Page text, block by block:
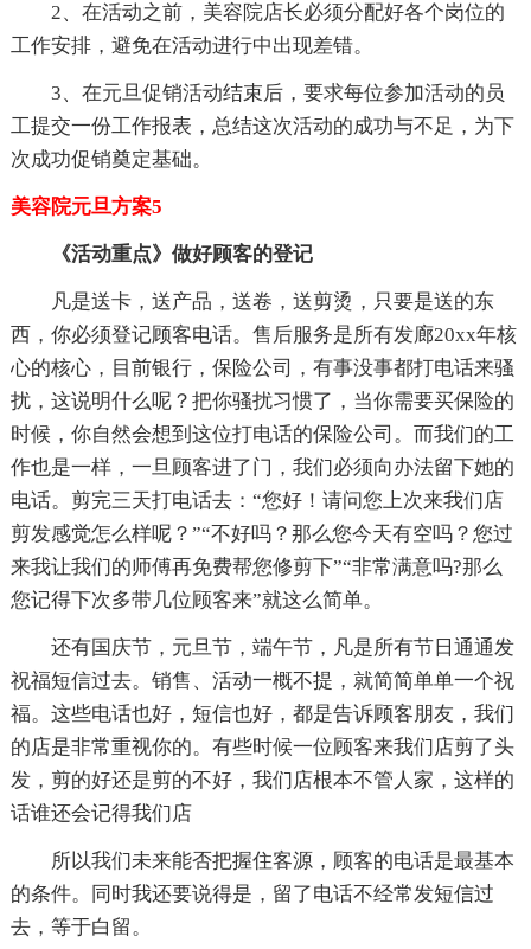
2、在活动之前，美容院店长必须分配好各个岗位的
工作安排，避免在活动进行中出现差错。
3、在元旦促销活动结束后，要求每位参加活动的员
工提交一份工作报表，总结这次活动的成功与不足，为下
次成功促销奠定基础。
美容院元旦方案5
《活动重点》做好顾客的登记
凡是送卡，送产品，送卷，送剪烫，只要是送的东
西，你必须登记顾客电话。售后服务是所有发廊20xx年核
心的核心，目前银行，保险公司，有事没事都打电话来骚
扰，这说明什么呢？把你骚扰习惯了，当你需要买保险的
时候，你自然会想到这位打电话的保险公司。而我们的工
作也是一样，一旦顾客进了门，我们必须向办法留下她的
电话。剪完三天打电话去：“您好！请问您上次来我们店
剪发感觉怎么样呢？”“不好吗？那么您今天有空吗？您过
来我让我们的师傅再免费帮您修剪下”“非常满意吗?那么
您记得下次多带几位顾客来”就这么简单。
还有国庆节，元旦节，端午节，凡是所有节日通通发
祝福短信过去。销售、活动一概不提，就简简单单一个祝
福。这些电话也好，短信也好，都是告诉顾客朋友，我们
的店是非常重视你的。有些时候一位顾客来我们店剪了头
发，剪的好还是剪的不好，我们店根本不管人家，这样的
话谁还会记得我们店
所以我们未来能否把握住客源，顾客的电话是最基本
的条件。同时我还要说得是，留了电话不经常发短信过
去，等于白留。